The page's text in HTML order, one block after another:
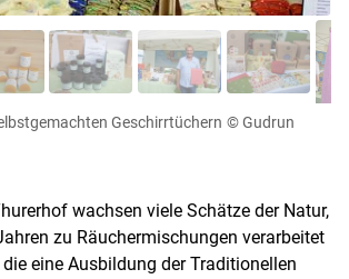
Geschirrtüchern © Gudrun
wachsen viele Schätze der Natur,
zu Räuchermischungen verarbeitet
eine Ausbildung der Traditionellen